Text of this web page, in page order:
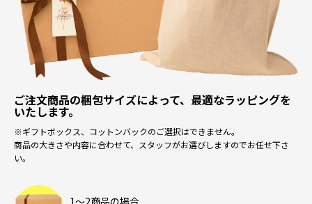
ご注文商品の梱包サイズによって、最適なラッピングを
いたします。
※ギフトボックス、コットンバックのご選択はできません。
商品の大きさや内容に合わせて、スタッフがお選びしますのでお任せ下さ
い。